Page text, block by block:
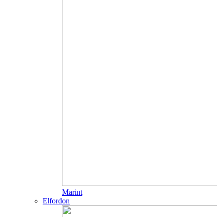
Marint
Elfordon